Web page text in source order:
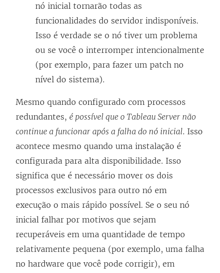
nó inicial tornarão todas as
funcionalidades do servidor indisponíveis.
Isso é verdade se o nó tiver um problema
ou se você o interromper intencionalmente
(por exemplo, para fazer um patch no
nível do sistema).
Mesmo quando configurado com processos
redundantes, é possível que o Tableau Server não
continue a funcionar após a falha do nó inicial. Isso
acontece mesmo quando uma instalação é
configurada para alta disponibilidade. Isso
significa que é necessário mover os dois
processos exclusivos para outro nó em
execução o mais rápido possível. Se o seu nó
inicial falhar por motivos que sejam
recuperáveis em uma quantidade de tempo
relativamente pequena (por exemplo, uma falha
no hardware que você pode corrigir), em